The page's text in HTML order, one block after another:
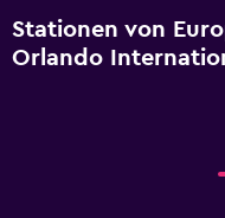
Stationen von
Orlando